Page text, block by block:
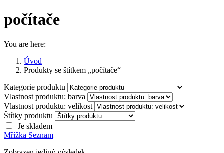
počítače
You are here:
Úvod
Produkty se štítkem „počítače“
Kategorie produktu
Vlastnost produktu: barva
Vlastnost produktu: velikost
Štítky produktu
Je skladem
Mřížka Seznam